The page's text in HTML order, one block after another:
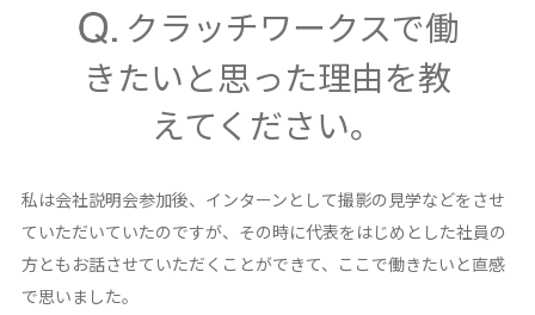
クラッチワークスで働
きたいと思った理由を教
えてください。
私は会社説明会参加後、インターンとして撮影の見学などをさせ
ていただいていたのですが、その時に代表をはじめとした社員の
方ともお話させていただくことができて、ここで働きたいと直感
で思いました。